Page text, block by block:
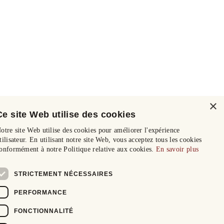
×
site Web utilise des cookies
site Web utilise des cookies pour améliorer l'expérience
En utilisant notre site Web, vous acceptez tous les cookies
à notre Politique relative aux cookies. En savoir plus
STRICTEMENT NÉCESSAIRES
PERFORMANCE
FONCTIONNALITÉ